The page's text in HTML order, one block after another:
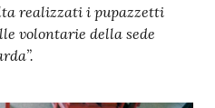
realizzati i pupazzetti
volontarie della sede